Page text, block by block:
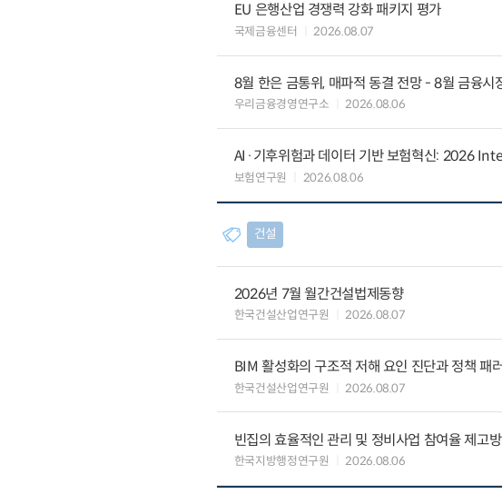
EU 은행산업 경쟁력 강화 패키지 평가
국제금융센터 2026.08.07
8월 한은 금통위, 매파적 동결 전망 - 8월 금융시
우리금융경영연구소 2026.08.06
AI·기후위험과 데이터 기반 보험혁신: 2026
보험연구원 2026.08.06
건설
2026년 7월 월간건설법제동향
한국건설산업연구원 2026.08.07
BIM 활성화의 구조적 저해 요인 진단과 정책 패
한국건설산업연구원 2026.08.07
빈집의 효율적인 관리 및 정비사업 참여율 제고
한국지방행정연구원 2026.08.06